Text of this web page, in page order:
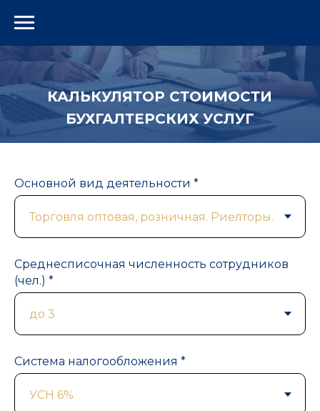
КАЛЬКУЛЯТОР СТОИМОСТИ
БУХГАЛТЕРСКИХ УСЛУГ
Основной вид деятельности *
Среднесписочная численность сотрудников
(чел.) *
Система налогообложения *